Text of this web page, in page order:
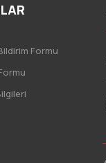
Formu